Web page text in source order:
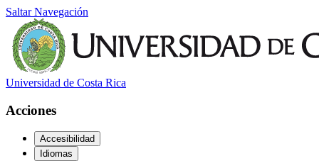
Saltar Navegación
Universidad de Costa Rica
Acciones
Accesibilidad
Idiomas